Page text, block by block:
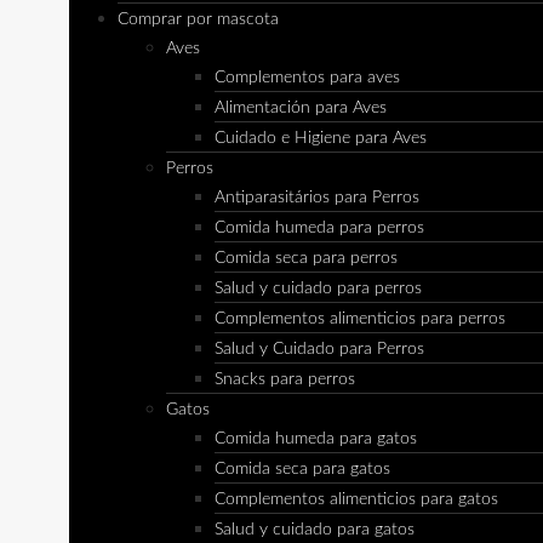
Comprar por mascota
Aves
Complementos para aves
Alimentación para Aves
Cuidado e Higiene para Aves
Perros
Antiparasitários para Perros
Comida humeda para perros
Comida seca para perros
Salud y cuidado para perros
Complementos alimenticios para perros
Salud y Cuidado para Perros
Snacks para perros
Gatos
Comida humeda para gatos
Comida seca para gatos
Complementos alimenticios para gatos
Salud y cuidado para gatos